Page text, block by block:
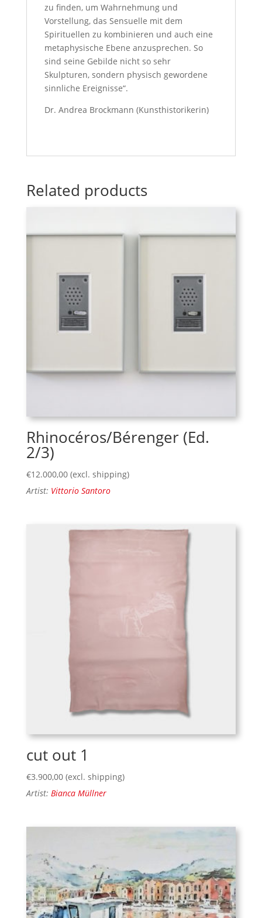
zu finden, um Wahrnehmung und
Vorstellung, das Sensuelle mit dem
Spirituellen zu kombinieren und auch eine
metaphysische Ebene anzusprechen. So
sind seine Gebilde nicht so sehr
Skulpturen, sondern physisch gewordene
sinnliche Ereignisse“.
Dr. Andrea Brockmann (Kunsthistorikerin)
Related products
Rhinocéros/Bérenger (Ed.
2/3)
€12.000,00 (excl. shipping)
Artist: Vittorio Santoro
cut out 1
€3.900,00 (excl. shipping)
Artist: Bianca Müllner